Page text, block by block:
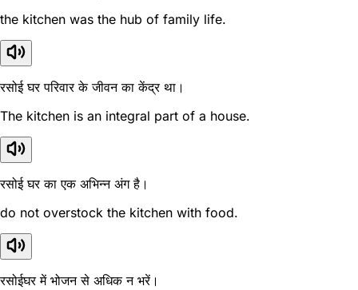
the kitchen was the hub of family life.
रसोई घर परिवार के जीवन का केंद्र था।
The kitchen is an integral part of a house.
रसोई घर का एक अभिन्न अंग है।
do not overstock the kitchen with food.
रसोईघर में भोजन से अधिक न भरें।